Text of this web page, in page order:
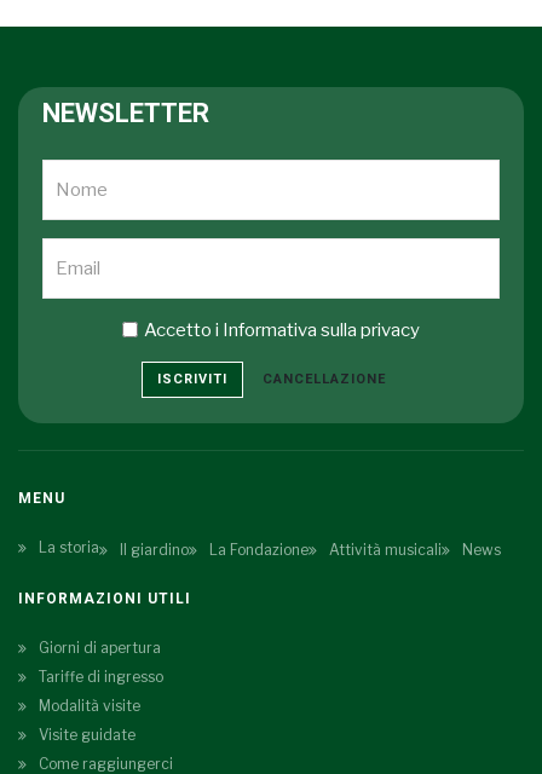
NEWSLETTER
Accetto i Informativa sulla privacy
ISCRIVITI CANCELLAZIONE
MENU
La storia Il giardino La Fondazione Attività musicali News
INFORMAZIONI UTILI
Giorni di apertura
Tariffe di ingresso
Modalità visite
Visite guidate
Come raggiungerci